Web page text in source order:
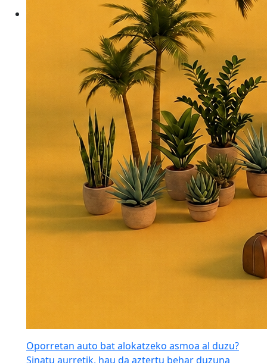
Oporretan auto bat alokatzeko asmoa al duzu?
Sinatu aurretik, hau da aztertu behar duzuna